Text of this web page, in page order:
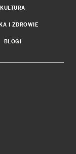
KULTURA
I ZDROWIE
BLOGI